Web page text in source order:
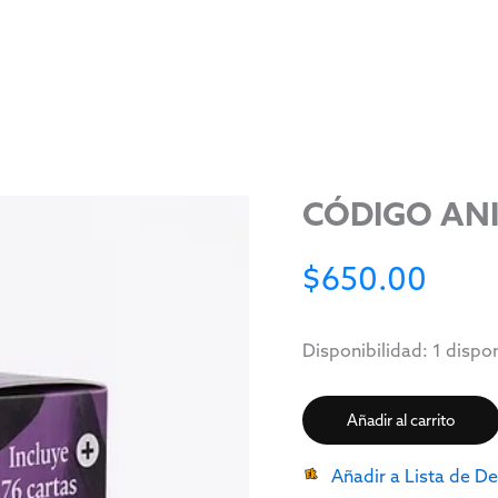
CÓDIGO
$650.00
Disponibilidad: 1
Añadir al carrito
Añadir a Lista de